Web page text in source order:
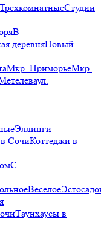
ТрехкомнатныеСтудии
В
деревняНовый
Мкр. ПриморьеМкр.
ул.
Эллинги
СочиКоттеджи в
С
Веселое
Таунхаусы в